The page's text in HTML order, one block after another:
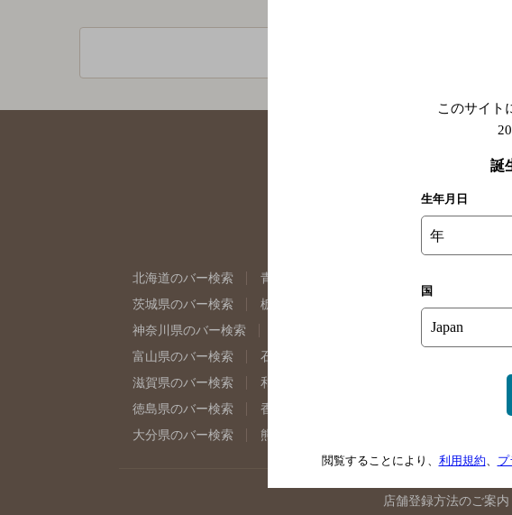
北海道のバー検索 青森県のバー検索
茨城県のバー検索
栃木県のバー検索
神奈川県のバー検索
埼玉県のバー検索
富山県のバー検索
石川県のバー検索
滋賀県のバー検索
和歌山県のバー検索
徳島県のバー検索
香川県のバー検索
大分県のバー検索
熊本県のバー検索
店舗登録方法のご案内
このサイト
誕
生年月日
年
国
閲覧することにより、 利用規約、